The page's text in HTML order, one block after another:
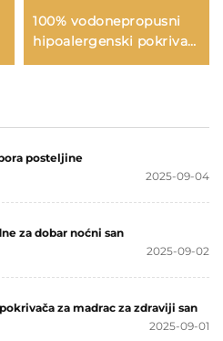
100% vodonepropusni
hipoalergenski pokrivač
za madrac s dubokim
posteljine
2025-09-04
za dobar noćni san
2025-09-02
za madrac za zdraviji san
2025-09-01